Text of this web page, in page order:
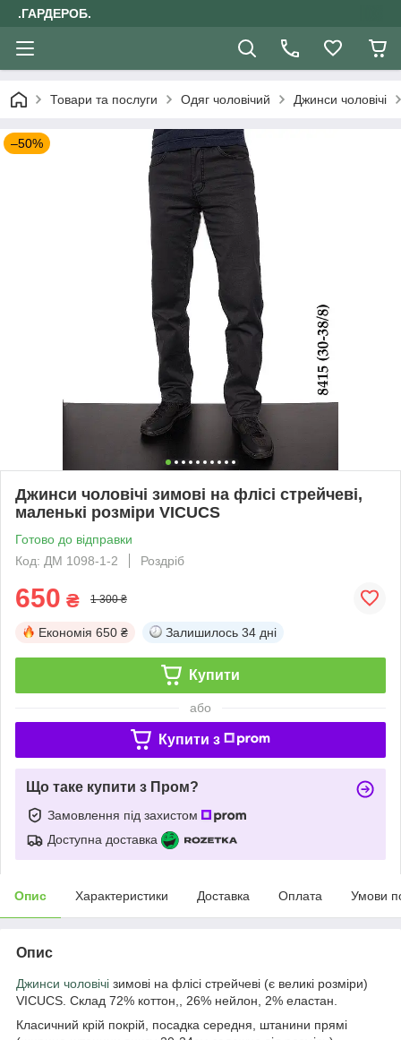
.ГАРДЕРОБ.
Товари та послуги Одяг чоловічий Джинси чоловічі
–50%
Джинси чоловічі зимові на флісі стрейчеві,
маленькі розміри VICUCS
Готово до відправки
Код: ДМ 1098-1-2
Роздріб
650 ₴ 1 300 ₴
Економія 650 ₴ Залишилось 34 дні
Купити
або
Купити з
Що таке купити з Пром?
Замовлення під захистом
Доступна доставка
Опис Характеристики Доставка Оплата Умови
Опис
Джинси чоловічі зимові на флісі стрейчеві (є великі розміри)
VICUCS. Склад 72% коттон,, 26% нейлон, 2% еластан.
Класичний крій покрій, посадка середня, штанини прямі